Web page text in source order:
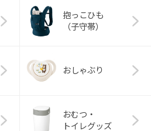
抱っこひも
（子守帯）
おしゃぶり
おむつ・
トイレグッズ